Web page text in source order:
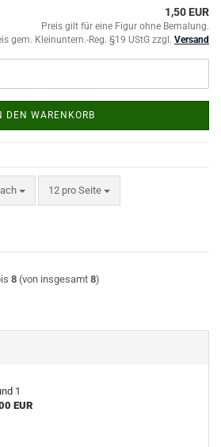
1,50 EUR
Preis gilt für eine Figur ohne Bemalung.
gem. Kleinuntern.-Reg. §19 UStG zzgl. Versand
DEN WARENKORB
12 pro Seite
pro Seite
8 (von insgesamt 8)
1
EUR